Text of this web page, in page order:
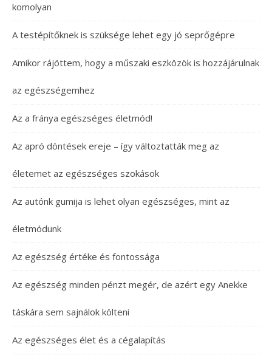
komolyan
A testépítőknek is szüksége lehet egy jó seprőgépre
Amikor rájöttem, hogy a műszaki eszközök is hozzájárulnak
az egészségemhez
Az a fránya egészséges életmód!
Az apró döntések ereje – így változtatták meg az
életemet az egészséges szokások
Az autónk gumija is lehet olyan egészséges, mint az
életmódunk
Az egészség értéke és fontossága
Az egészség minden pénzt megér, de azért egy Anekke
táskára sem sajnálok költeni
Az egészséges élet és a cégalapítás